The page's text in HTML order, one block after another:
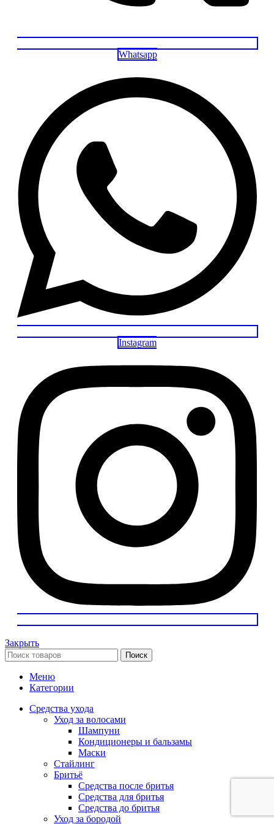
Whatsapp
Instagram
Закрыть
Поиск
Меню
Категории
Средства ухода
Уход за волосами
Шампуни
Кондиционеры и бальзамы
Маски
Стайлинг
Бритьё
Средства после бритья
Средства для бритья
Средства до бритья
Уход за бородой